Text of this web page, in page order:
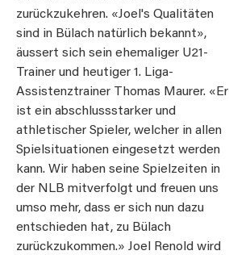
zurückzukehren. «Joel's Qualitäten
sind in Bülach natürlich bekannt»,
äussert sich sein ehemaliger U21-
Trainer und heutiger 1. Liga-
Assistenztrainer Thomas Maurer. «Er
ist ein abschlussstarker und
athletischer Spieler, welcher in allen
Spielsituationen eingesetzt werden
kann. Wir haben seine Spielzeiten in
der NLB mitverfolgt und freuen uns
umso mehr, dass er sich nun dazu
entschieden hat, zu Bülach
zurückzukommen.» Joel Renold wird